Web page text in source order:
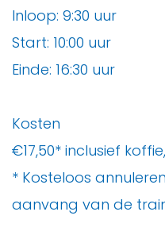
Inloop: 9:30 uur
Start: 10:00 uur
Einde: 16:30 uur
Kosten
€17,50* inclusief
* Kosteloos
aanvang van de